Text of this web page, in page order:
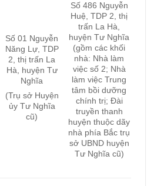
Số 01 Nguyễn
Năng Lự, TDP
2, thị trấn La
Hà, huyện Tư
Nghĩa
(Trụ sở Huyện
ủy Tư Nghĩa
cũ)
Số 486 Nguyễn
Huệ, TDP 2, thị
trấn La Hà,
huyện Tư Nghĩa
(gồm các khối
nhà: Nhà làm
việc số 2; Nhà
làm việc Trung
tâm bồi dưỡng
chính trị; Đài
truyền thanh
huyện thuộc dãy
nhà phía Bắc trụ
sở UBND huyện
Tư Nghĩa cũ)